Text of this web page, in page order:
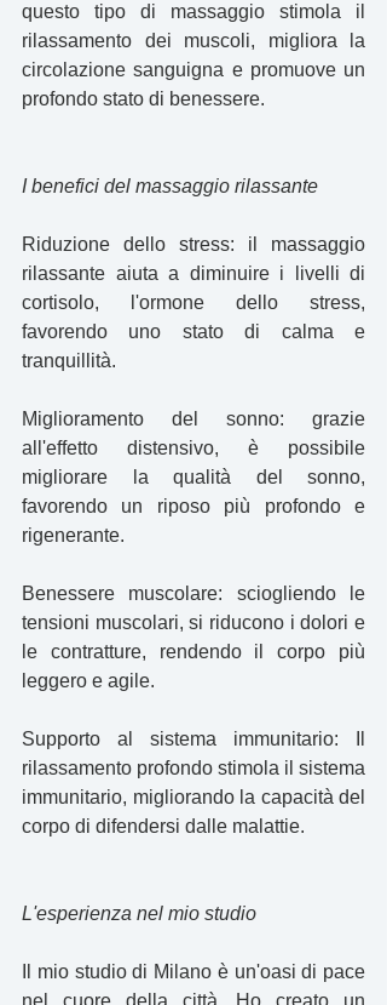
questo tipo di massaggio stimola il
rilassamento dei muscoli, migliora la
circolazione sanguigna e promuove un
profondo stato di benessere.
I benefici del massaggio rilassante
Riduzione dello stress: il massaggio
rilassante aiuta a diminuire i livelli di
cortisolo, l'ormone dello stress,
favorendo uno stato di calma e
tranquillità.
Miglioramento del sonno: grazie
all'effetto distensivo, è possibile
migliorare la qualità del sonno,
favorendo un riposo più profondo e
rigenerante.
Benessere muscolare: sciogliendo le
tensioni muscolari, si riducono i dolori e
le contratture, rendendo il corpo più
leggero e agile.
Supporto al sistema immunitario: Il
rilassamento profondo stimola il sistema
immunitario, migliorando la capacità del
corpo di difendersi dalle malattie.
L'esperienza nel mio studio
Il mio studio di Milano è un'oasi di pace
nel cuore della città. Ho creato un